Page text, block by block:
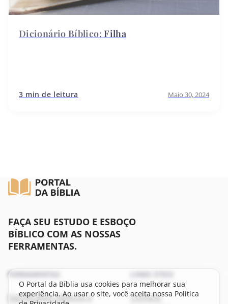
Filha
3 min de leitura Maio 30, 2024
FAÇA SEU ESTUDO E ESBOÇO
BÍBLICO COM AS NOSSAS
FERRAMENTAS.
FERRAMENTAS
Significados bíblicos e
LINKS ÚTEIS
Contato
O Portal da Bíblia usa cookies para melhorar sua
experiência. Ao usar o site, você aceita nossa Política